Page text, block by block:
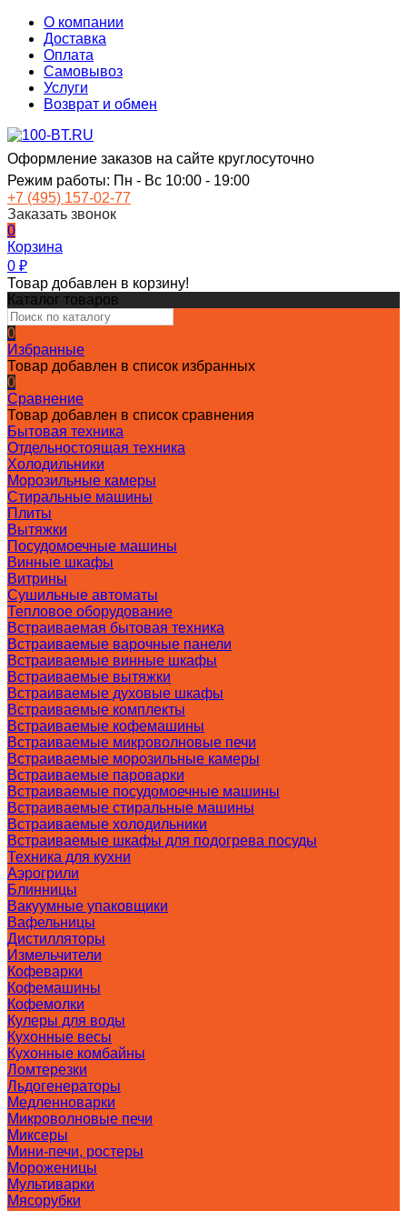
О компании
Доставка
Оплата
Самовывоз
Услуги
Возврат и обмен
Оформление заказов на сайте круглосуточно
Режим работы: Пн - Вс 10:00 - 19:00
+7 (495) 157-02-77
Заказать звонок
0
Корзина
0 ₽
Товар добавлен в корзину!
Каталог товаров
0
Избранные
Товар добавлен в список избранных
0
Сравнение
Товар добавлен в список сравнения
Бытовая техника
Отдельностоящая техника
Холодильники
Морозильные камеры
Стиральные машины
Плиты
Вытяжки
Посудомоечные машины
Винные шкафы
Витрины
Сушильные автоматы
Тепловое оборудование
Встраиваемая бытовая техника
Встраиваемые варочные панели
Встраиваемые винные шкафы
Встраиваемые вытяжки
Встраиваемые духовые шкафы
Встраиваемые комплекты
Встраиваемые кофемашины
Встраиваемые микроволновые печи
Встраиваемые морозильные камеры
Встраиваемые пароварки
Встраиваемые посудомоечные машины
Встраиваемые стиральные машины
Встраиваемые холодильники
Встраиваемые шкафы для подогрева посуды
Техника для кухни
Аэрогрили
Блинницы
Вакуумные упаковщики
Вафельницы
Дистилляторы
Измельчители
Кофеварки
Кофемашины
Кофемолки
Кулеры для воды
Кухонные весы
Кухонные комбайны
Ломтерезки
Льдогенераторы
Медленноварки
Микроволновые печи
Миксеры
Мини-печи, ростеры
Мороженицы
Мультиварки
Мясорубки